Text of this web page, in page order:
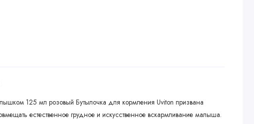
125 мл розовый Бутылочка для кормления Uviton призвана
естественное грудное и искусственное вскармливание малыша.